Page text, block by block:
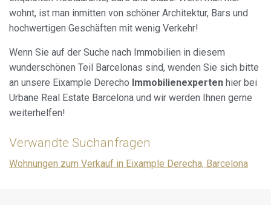
wohnt, ist man inmitten von schöner Architektur, Bars und
hochwertigen Geschäften mit wenig Verkehr!
Wenn Sie auf der Suche nach Immobilien in diesem
wunderschönen Teil Barcelonas sind, wenden Sie sich bitte
an unsere Eixample Derecho Immobilienexperten hier bei
Urbane Real Estate Barcelona und wir werden Ihnen gerne
weiterhelfen!
Verwandte Suchanfragen
Wohnungen zum Verkauf in Eixample Derecha, Barcelona